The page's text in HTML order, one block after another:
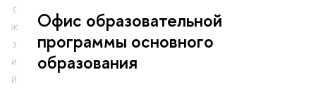
Е
Ж
З
И
Й
Офис образовательной
программы основного
образования